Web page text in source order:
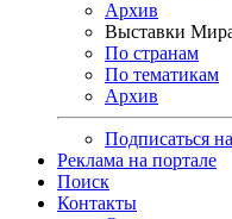
Архив
Выставки
По странам
По тематикам
Архив
Подписаться
Реклама на портале
Поиск
Контакты